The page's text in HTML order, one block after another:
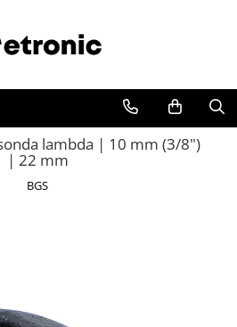
lambda | 10 mm (3/8")
| 22 mm
BGS